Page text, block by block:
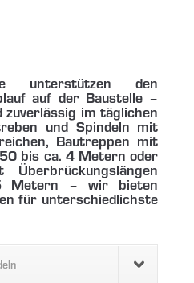
unterstützen den
auf der Baustelle –
zuverlässig im täglichen
und Spindeln mit
Bautreppen mit
bis ca. 4 Metern oder
Metern – wir bieten
für unterschiedlichste